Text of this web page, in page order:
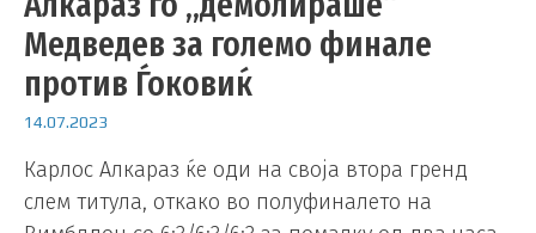
Медведев за големо финале
против Ѓоковиќ
14.07.2023
Карлос Алкараз ќе оди на своја втора гренд
слем титула, откако во полуфиналето на